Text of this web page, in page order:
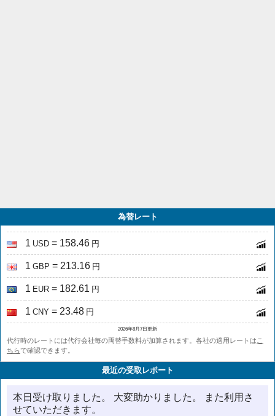
為替レート
1 USD = 158.46 円
1 GBP = 213.16 円
1 EUR = 182.61 円
1 CNY = 23.48 円
2026年8月7日更新
代行時のレートには代行会社毎の両替手数料が加算されます。各社の適用レートはこ
ちらで確認できます。
最近の受取レポート
本日受け取りました。 大変助かりました。 また利用さ
せていただきます。